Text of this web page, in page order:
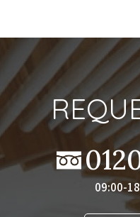
来
09:00-
09:00-